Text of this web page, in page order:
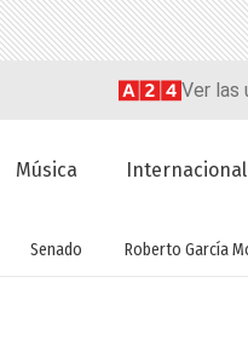
Ver las
Música
Senado Roberto García